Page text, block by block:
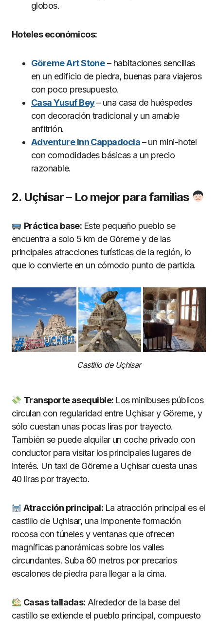
globos.
Hoteles económicos:
Göreme Art Stone– habitaciones sencillas
en un edificio de piedra, buenas para viajeros
con poco presupuesto.
Casa Yusuf Bey– una casa de huéspedes
con decoración tradicional y un amable
anfitrión.
Adventure Inn Cappadocia– un mini-hotel
con comodidades básicas a un precio
razonable.
2. Uçhisar – Lo mejor para familias
Práctica base: Este pequeño pueblo se
encuentra a solo 5 km de Göreme y de las
principales atracciones turísticas de la región, lo
que lo convierte en un cómodo punto de partida.
Castillo de Uçhisar
Transporte asequible: Los minibuses públicos
circulan con regularidad entre Uçhisar y Göreme, y
sólo cuestan unas pocas liras por trayecto.
También se puede alquilar un coche privado con
conductor para visitar los principales lugares de
interés. Un taxi de Göreme a Uçhisar cuesta unas
40 liras por trayecto.
Atracción principal: La atracción principal es el
castillo de Uçhisar, una imponente formación
rocosa con túneles y ventanas que ofrecen
magníficas panorámicas sobre los valles
circundantes. Suba 60 metros por precarios
escalones de piedra para llegar a la cima.
Casas talladas: Alrededor de la base del
castillo se extiende el pueblo principal, compuesto